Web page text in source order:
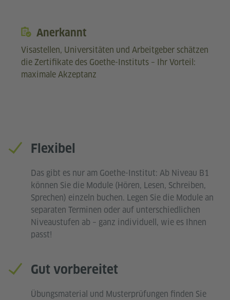
Anerkannt
Visastellen, Universitäten und Arbeitgeber schätzen
die Zertifikate des Goethe-Instituts – Ihr Vorteil:
maximale Akzeptanz
Flexibel
Das gibt es nur am Goethe-Institut: Ab Niveau B1
können Sie die Module (Hören, Lesen, Schreiben,
Sprechen) einzeln buchen. Legen Sie die Module an
separaten Terminen oder auf unterschiedlichen
Niveaustufen ab – ganz individuell, wie es Ihnen
passt!
Gut vorbereitet
Übungsmaterial und Musterprüfungen finden Sie